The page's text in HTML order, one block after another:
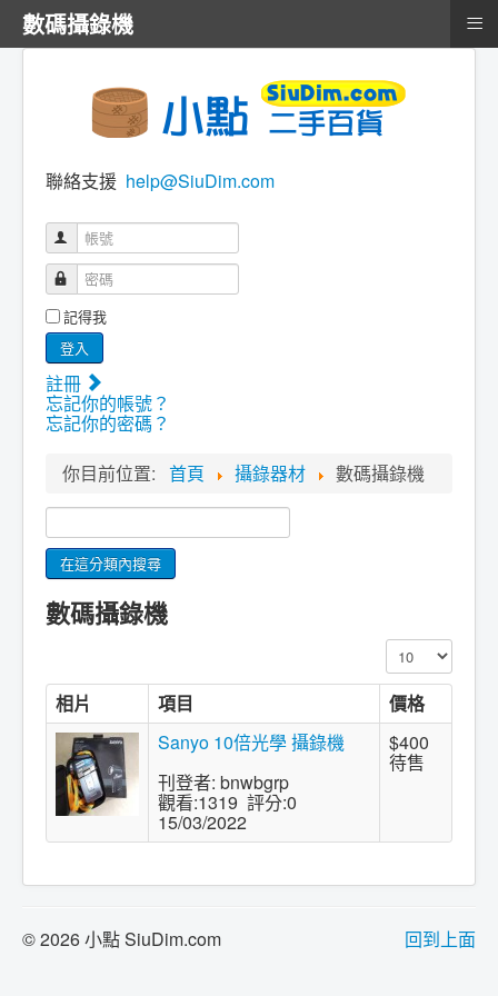
聯絡支援 help@SiuDim.com
帳號
密碼
記得我
登入
註冊
忘記你的帳號？
忘記你的密碼？
你目前位置: 首頁 攝錄器材 數碼攝錄機
數碼攝錄機
顯示數目
相片 項目
價格
Sanyo 10倍光學 攝錄機
刊登者: bnwbgrp
觀看:1319 評分:0
15/03/2022
$400
待售
回到上面
© 2026 小點 SiuDim.com
數碼攝錄機 ≡